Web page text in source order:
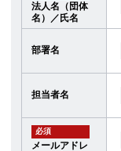
法人名（団体
名）／氏名
部署名
担当者名
必須
メールアドレ